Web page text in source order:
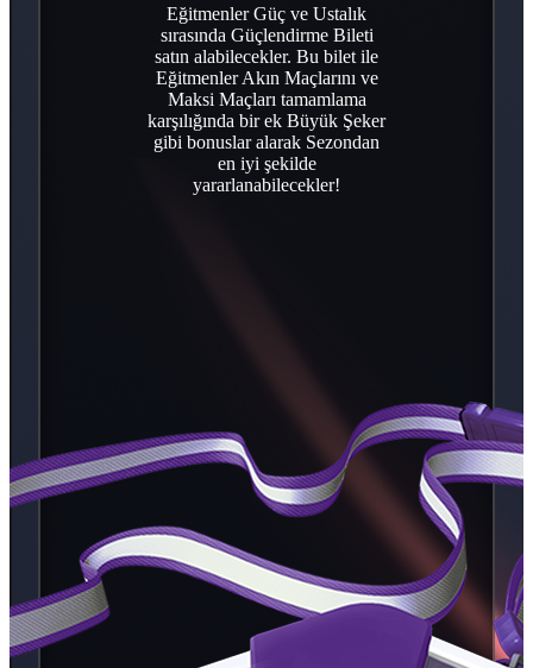
Eğitmenler Güç ve Ustalık
sırasında Güçlendirme Bileti
satın alabilecekler. Bu bilet ile
Eğitmenler Akın Maçlarını ve
Maksi Maçları tamamlama
karşılığında bir ek Büyük Şeker
gibi bonuslar alarak Sezondan
en iyi şekilde
yararlanabilecekler!